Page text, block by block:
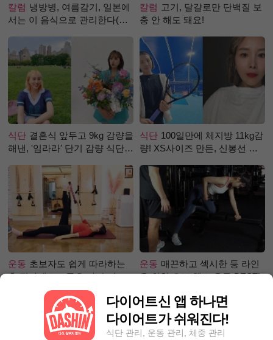
칼럼 냉방병, 여름감기, 일본에
서는 이 음식으로 관리한다(생
칼럼 고기, 달걀로만 단백질 보
충 안 해도 돼요!
식단 결혼식 앞두고 9kg 감량을
해낸, '임라라' 단기 감량 식단
식단 100일만에 체지방 11kg감
량! XS사이즈 만든, 신봉선 식
운동 초보자도 쉽게 따라하는
홈 필라테스 – 곧은 다리 라인
운동 매끈하고 섹시한 등 라인
을 위한 초보 헬스 운동 BEST!
다이어트신 앱 하나면
다이어트가 쉬워진다!
식단 관리, 운동 관리, 체중 관리